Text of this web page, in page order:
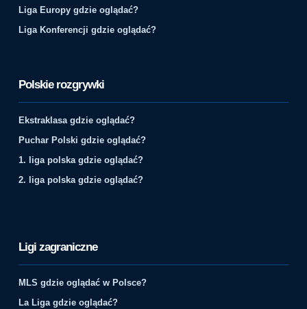
Liga Europy gdzie oglądać?
Liga Konferencji gdzie oglądać?
Polskie rozgrywki
Ekstraklasa gdzie oglądać?
Puchar Polski gdzie oglądać?
1. liga polska gdzie oglądać?
2. liga polska gdzie oglądać?
Ligi zagraniczne
MLS gdzie oglądać w Polsce?
La Liga gdzie oglądać?